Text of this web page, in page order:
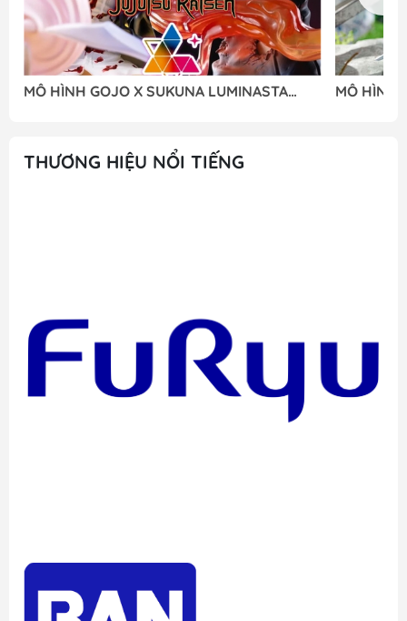
MÔ HÌNH GOJO X SUKUNA LUMINASTA
MÔ HÌNH
THƯƠNG HIỆU NỔI TIẾNG